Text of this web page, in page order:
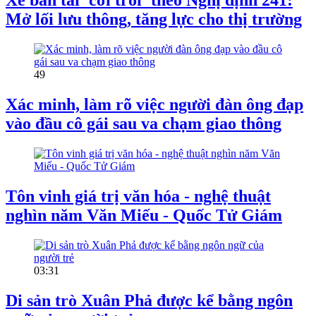
Mở lối lưu thông, tăng lực cho thị trường
49
Xác minh, làm rõ việc người đàn ông đạp
vào đầu cô gái sau va chạm giao thông
Tôn vinh giá trị văn hóa - nghệ thuật
nghìn năm Văn Miếu - Quốc Tử Giám
03:31
Di sản trò Xuân Phả được kể bằng ngôn